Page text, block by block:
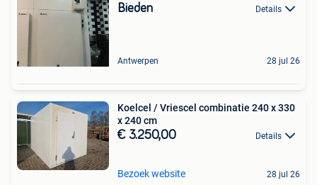
Bieden Details
Antwerpen 28 jul 26
Koelcel / Vriescel combinatie 240 x 330
x 240 cm
€ 3.250,00 Details
Bezoek website 28 jul 26